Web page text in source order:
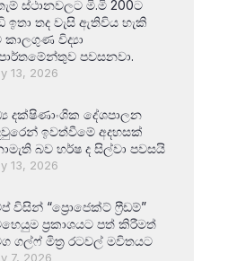
ස්ථානවලට මි.මි 200ට
ඉතා තද වැසි ඇතිවිය හැකි
කාලගුණ විද්‍යා
පවසනවා.
13, 2026
දක්ෂිණාංශික දේශපාලන
ඉවත්වීමේ අදහසක්
බව හර්ෂ ද සිල්වා පවසයි
13, 2026
විසින් “ප්‍රොජෙක්ට් ෆ්‍රීඩම්”
ප්‍රකාශයට පත් කිරීමත්
ගල්ෆ් මිත්‍ර රටවල් මවිතයට
7, 2026